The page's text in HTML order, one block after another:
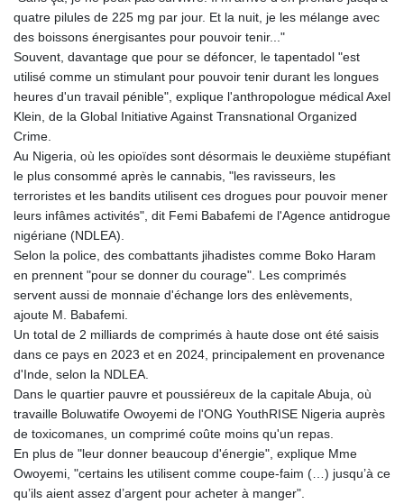
quatre pilules de 225 mg par jour. Et la nuit, je les mélange avec
des boissons énergisantes pour pouvoir tenir..."
Souvent, davantage que pour se défoncer, le tapentadol "est
utilisé comme un stimulant pour pouvoir tenir durant les longues
heures d'un travail pénible", explique l'anthropologue médical Axel
Klein, de la Global Initiative Against Transnational Organized
Crime.
Au Nigeria, où les opioïdes sont désormais le deuxième stupéfiant
le plus consommé après le cannabis, "les ravisseurs, les
terroristes et les bandits utilisent ces drogues pour pouvoir mener
leurs infâmes activités", dit Femi Babafemi de l'Agence antidrogue
nigériane (NDLEA).
Selon la police, des combattants jihadistes comme Boko Haram
en prennent "pour se donner du courage". Les comprimés
servent aussi de monnaie d'échange lors des enlèvements,
ajoute M. Babafemi.
Un total de 2 milliards de comprimés à haute dose ont été saisis
dans ce pays en 2023 et en 2024, principalement en provenance
d'Inde, selon la NDLEA.
Dans le quartier pauvre et poussiéreux de la capitale Abuja, où
travaille Boluwatife Owoyemi de l'ONG YouthRISE Nigeria auprès
de toxicomanes, un comprimé coûte moins qu'un repas.
En plus de "leur donner beaucoup d'énergie", explique Mme
Owoyemi, "certains les utilisent comme coupe-faim (…) jusqu’à ce
qu’ils aient assez d’argent pour acheter à manger".